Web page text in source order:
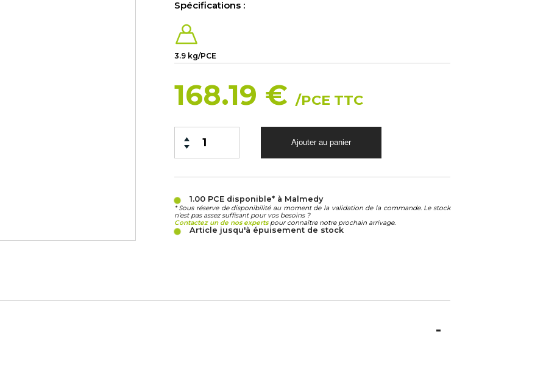
Spécifications :
3.9 kg/PCE
168.19 € /PCE TTC
1.00 PCE disponible* à Malmedy
* Sous réserve de disponibilité au moment de la validation de la commande. Le stock
n’est pas assez suffisant pour vos besoins ?
Contactez un de nos expertspour connaître notre prochain arrivage.
Article jusqu'à épuisement de stock